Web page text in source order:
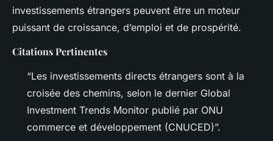
investissements étrangers peuvent être un moteur
puissant de croissance, d’emploi et de prospérité.
Citations Pertinentes
“Les investissements directs étrangers sont à la
croisée des chemins, selon le dernier Global
Investment Trends Monitor publié par ONU
commerce et développement (CNUCED)”.